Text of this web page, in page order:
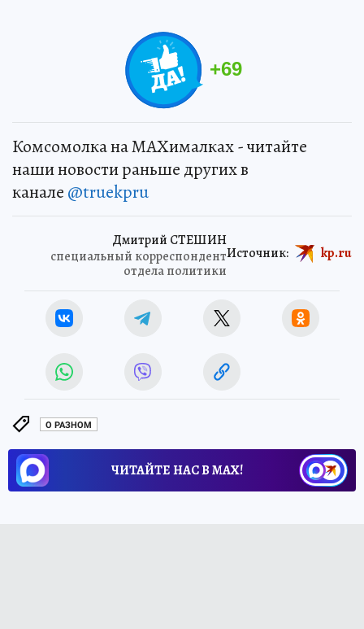
+69
Комсомолка на MAXималках - читайте
наши новости раньше других в
канале @truekpru
Дмитрий СТЕШИН
специальный корреспондент
отдела политики
Источник: kp.ru
О РАЗНОМ
ЧИТАЙТЕ НАС В МАХ!